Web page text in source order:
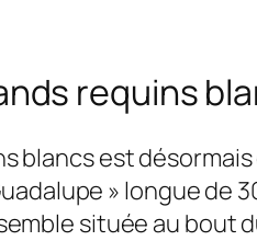
requins
blancs est
» longue
située au bout